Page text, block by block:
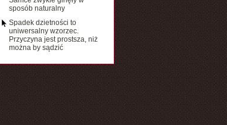
sposób naturalny
Spadek dzietności to
uniwersalny wzorzec.
Przyczyna jest prostsza, niż
można by sądzić